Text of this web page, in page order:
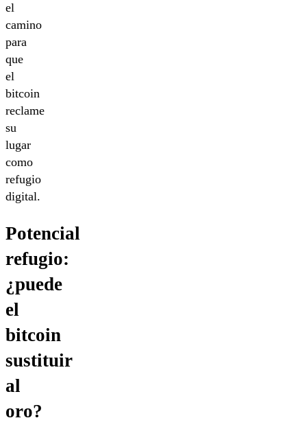
el
camino
para
que
el
bitcoin
reclame
su
lugar
como
refugio
digital.
Potencial
refugio:
¿puede
el
bitcoin
sustituir
al
oro?